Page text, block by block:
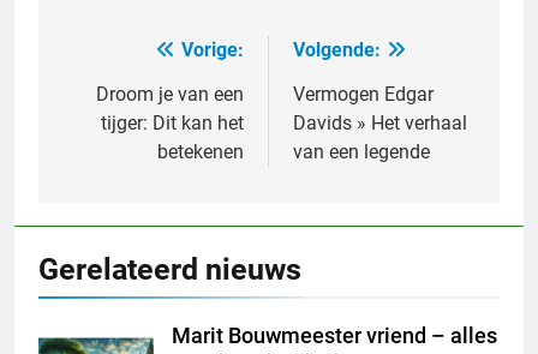
navigatie
Vorige:
Droom je van een
tijger: Dit kan het
betekenen
Volgende:
Vermogen Edgar
Davids » Het verhaal
van een legende
Gerelateerd nieuws
Marit Bouwmeester vriend – alles